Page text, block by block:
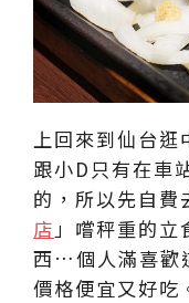
上回來到仙台
跟小D只有在車
的，所以先自費
店 」嚐秤重的
西…個人滿喜歡
價格便宜又好吃